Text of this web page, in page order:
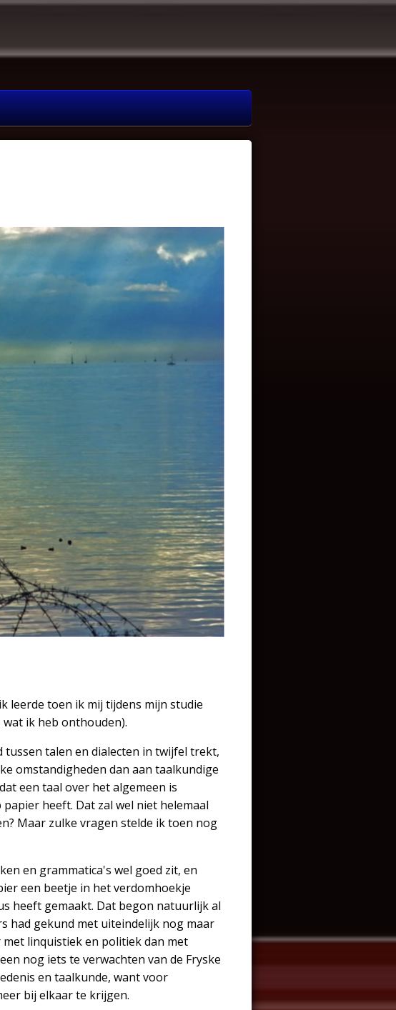
leerde toen ik mij tijdens mijn studie
ik heb onthouden).
tussen talen en dialecten in twijfel trekt,
omstandigheden dan aan taalkundige
een taal over het algemeen is
heeft. Dat zal wel niet helemaal
Maar zulke vragen stelde ik toen nog
en grammatica's wel goed zit, en
een beetje in het verdomhoekje
heeft gemaakt. Dat begon natuurlijk al
had gekund met uiteindelijk nog maar
linquistiek en politiek dan met
nog iets te verwachten van de Fryske
en taalkunde, want voor
bij elkaar te krijgen.